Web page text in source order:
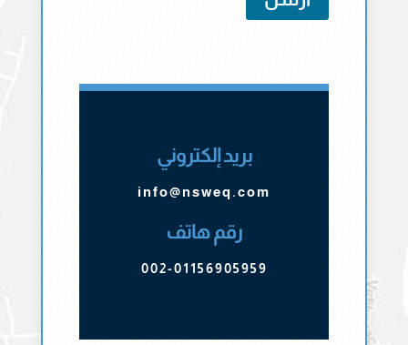
بريد إلكتروني
info@nsweq.com
رقم هاتف
002-01156905959